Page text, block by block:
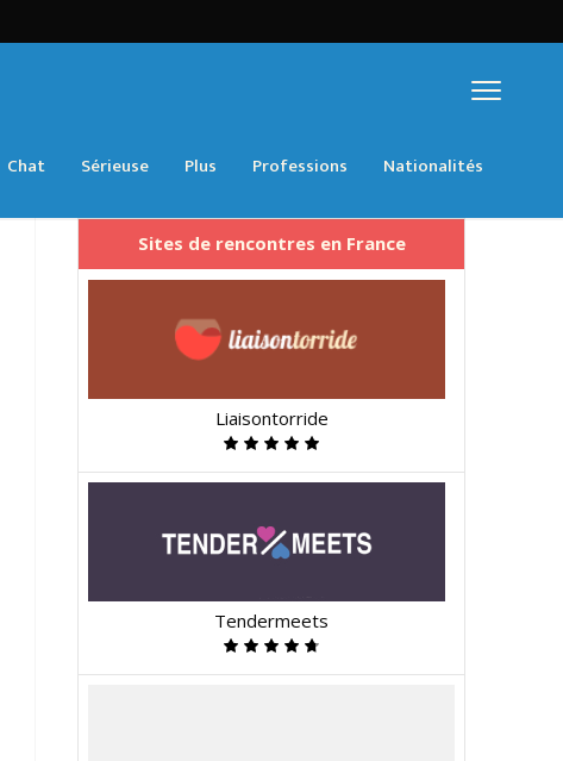
Chat Sérieuse Plus Professions Nationalités
Sites de rencontres en France
Liaisontorride
Tendermeets